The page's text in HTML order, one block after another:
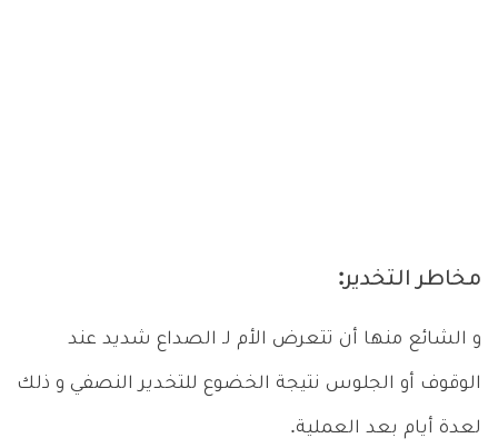
مخاطر التخدير:
و الشائع منها أن تتعرض الأم لـ الصداع شديد عند
الوقوف أو الجلوس نتيجة الخضوع للتخدير النصفي و ذلك
لعدة أيام بعد العملية.